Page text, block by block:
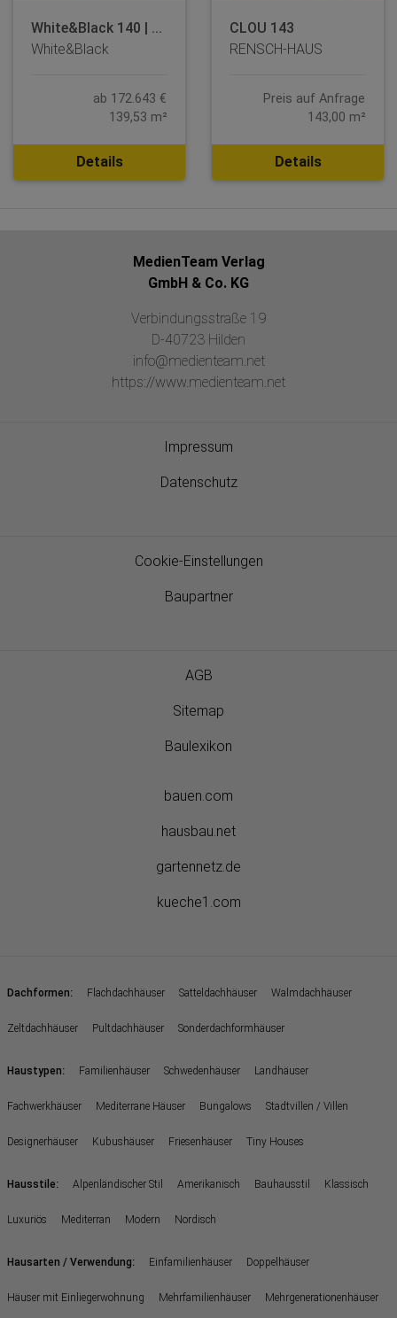
White&Black 140 | ...
White&Black
ab 172.643 €
139,53 m²
Details
CLOU 143
RENSCH-HAUS
Preis auf Anfrage
143,00 m²
Details
MedienTeam Verlag
GmbH & Co. KG
Verbindungsstraße 19
D-40723 Hilden
info@medienteam.net
https://www.medienteam.net
Impressum
Datenschutz
Cookie-Einstellungen
Baupartner
AGB
Sitemap
Baulexikon
bauen.com
hausbau.net
gartennetz.de
kueche1.com
Dachformen: Flachdachhäuser Satteldachhäuser Walmdachhäuser
Zeltdachhäuser Pultdachhäuser Sonderdachformhäuser
Haustypen: Familienhäuser Schwedenhäuser Landhäuser
Fachwerkhäuser Mediterrane Häuser Bungalows Stadtvillen / Villen
Designerhäuser Kubushäuser Friesenhäuser Tiny Houses
Hausstile: Alpenländischer Stil Amerikanisch Bauhausstil Klassisch
Luxuriös Mediterran Modern Nordisch
Hausarten / Verwendung: Einfamilienhäuser Doppelhäuser
Häuser mit Einliegerwohnung Mehrfamilienhäuser Mehrgenerationenhäuser